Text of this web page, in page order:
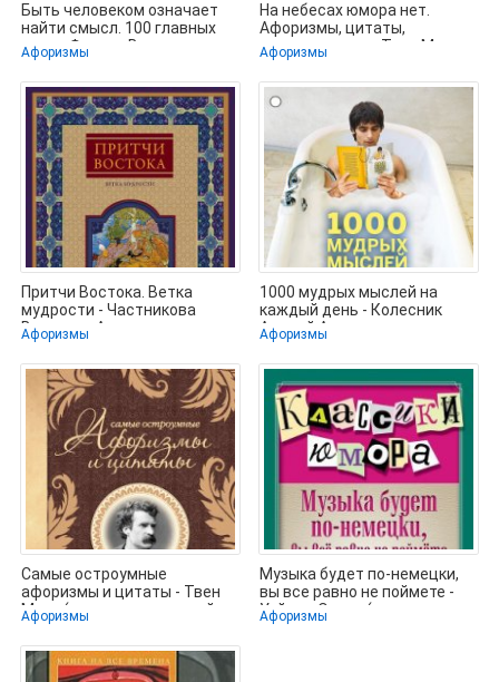
Быть человеком означает
найти смысл. 100 главных
слов - Франкл Виктор
Афоризмы
На небесах юмора нет.
Афоризмы, цитаты,
высказывания - Твен Марк
(лучшие
Афоризмы
Притчи Востока. Ветка
мудрости - Частникова
Виктория Александровна
(читать
Афоризмы
1000 мудрых мыслей на
каждый день - Колесник
Андрей Александрович
(книги полные
Афоризмы
Самые остроумные
афоризмы и цитаты - Твен
Марк (читать книги онлайн
полностью
Афоризмы
Музыка будет по-немецки,
вы все равно не поймете -
Уайльд Оскар (лучшие книги
Афоризмы